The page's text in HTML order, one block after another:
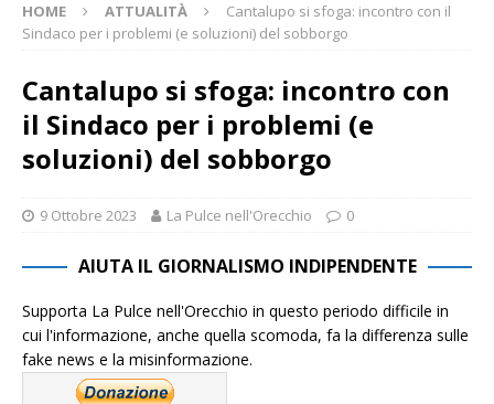
HOME ATTUALITÀ
Cantalupo si sfoga: incontro con il
Sindaco per i problemi (e soluzioni) del sobborgo
Cantalupo si sfoga: incontro con
il Sindaco per i problemi (e
soluzioni) del sobborgo
9 Ottobre 2023 La Pulce nell'Orecchio 0
AIUTA IL GIORNALISMO INDIPENDENTE
Supporta La Pulce nell'Orecchio in questo periodo difficile in
cui l'informazione, anche quella scomoda, fa la differenza sulle
fake news e la misinformazione.